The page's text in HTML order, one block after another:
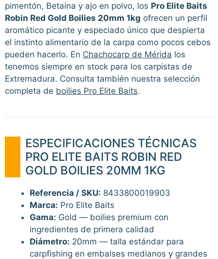
pimentón, Betaína y ajo en polvo, los Pro Elite Baits
Robin Red Gold Boilies 20mm 1kg ofrecen un perfil
aromático picante y especiado único que despierta
el instinto alimentario de la carpa como pocos cebos
pueden hacerlo. En Chachocarp de Mérida los
tenemos siempre en stock para los carpistas de
Extremadura. Consulta también nuestra selección
completa de boilies Pro Elite Baits.
ESPECIFICACIONES TÉCNICAS
PRO ELITE BAITS ROBIN RED
GOLD BOILIES 20MM 1KG
Referencia / SKU: 8433800019903
Marca: Pro Elite Baits
Gama: Gold — boilies premium con
ingredientes de primera calidad
Diámetro: 20mm — talla estándar para
carpfishing en embalses medianos y grandes